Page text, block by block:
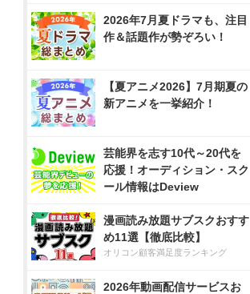
2026年7月夏ドラマも、注目
作＆話題作が勢ぞろい！
【夏アニメ2026】7月期夏の
新アニメを一挙紹介！
芸能界を志す10代～20代を
応援！オーディション・スク
ール情報はDeview
漫画読み放題サブスクおすす
め11選【徹底比較】
オリコン顧客満足度ランキング
2026年動画配信サービスお